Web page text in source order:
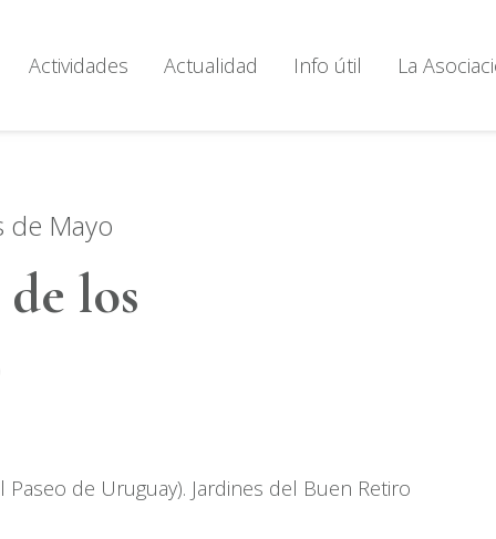
Actividades Actualidad Info útil La
de Mayo
los
de Uruguay). Jardines del Buen Retiro